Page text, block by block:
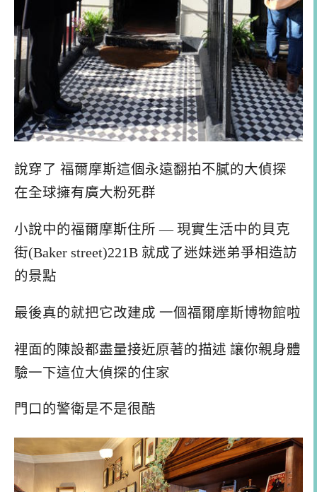
說穿了 福爾摩斯這個永遠翻拍不膩的大偵探
在全球擁有廣大粉死群
小說中的福爾摩斯住所 — 現實生活中的貝克
街(Baker street)221B 就成了迷妹迷弟爭相造訪
的景點
最後真的就把它改建成 一個福爾摩斯博物館啦
裡面的陳設都盡量接近原著的描述 讓你親身體
驗一下這位大偵探的住家
門口的警衛是不是很酷